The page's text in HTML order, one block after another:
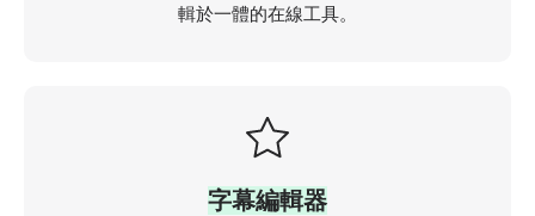
輯於一體的在線工具。
字幕編輯器